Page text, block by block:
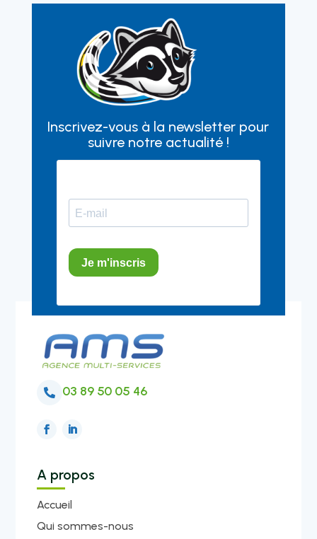
Inscrivez-vous à la newsletter pour
suivre notre actualité !
 03 89 50 05 46
A propos
Accueil
Qui sommes-nous